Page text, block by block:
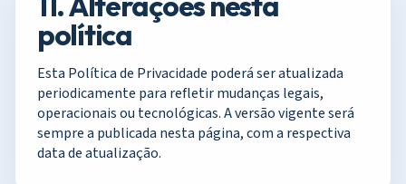
política
Esta Política de Privacidade poderá ser atualizada
periodicamente para refletir mudanças legais,
operacionais ou tecnológicas. A versão vigente será
sempre a publicada nesta página, com a respectiva
data de atualização.